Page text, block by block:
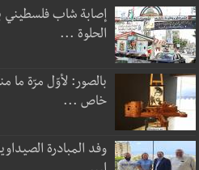
إصابة شاب
الحلوة ...
بالصور: لأوّل مرّة
خاص ...
وفد المبادرة